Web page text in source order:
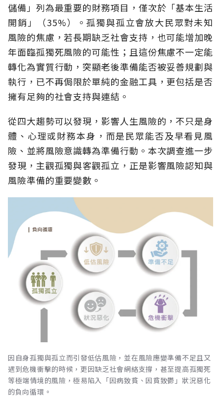
儲備」列為最重要的財務項目，僅次於「基本生活
開銷」（35%）。孤獨與孤立會放大民眾對未知
風險的焦慮，若長期缺乏社會支持，也可能增加晚
年面臨孤獨死風險的可能性；且這份焦慮不一定能
轉化為實質行動，突顯老後準備能否被妥善規劃與
執行，已不再侷限於單純的金融工具，更包括是否
擁有足夠的社會支持與連結。
從四大趨勢可以發現，影響人生風險的，不只是身
體、心理或財務本身，而是民眾能否及早看見風
險、並將風險意識轉為準備行動。本次調查進一步
發現，主觀孤獨與客觀孤立，正是影響風險認知與
風險準備的重要變數。
因自身孤獨與孤立而引發低估風險，並在風險應變準備不足且又
遇到危機衝擊的時候，更因缺乏社會網絡支撐，甚至提高孤獨死
等極端情境的風險，極易陷入「因病致貧、因貧致鬱」狀況惡化
的負向循環。